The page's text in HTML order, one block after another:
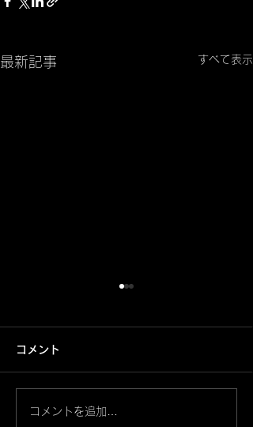
最新記事 すべて表示
般若・天狗面と桜【左
コメント
コメントを追加…